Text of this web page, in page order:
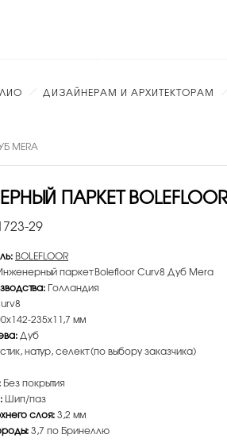
ДИЗАЙНЕРАМ И АРХИТЕКТОРАМ
MERA
ПАРКЕТ
29
BOLEFLOOR
паркет Bolefloor Curv8 Дуб Mera
Голландия
235х11,7 мм
Дуб
натур, селект (по выбору заказчика)
Без покрытия
Шип/паз
слоя:3,2 мм
3,7 по Бринеллю